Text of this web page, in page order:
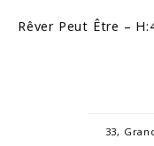
Rêver Peut Être –
33,